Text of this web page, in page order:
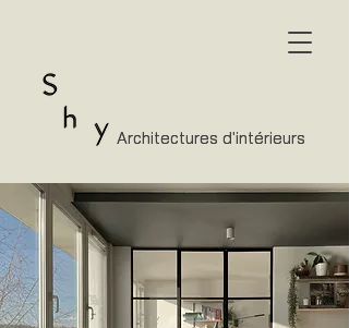
Architectures d'intérieurs
Architectures d'intérieurs